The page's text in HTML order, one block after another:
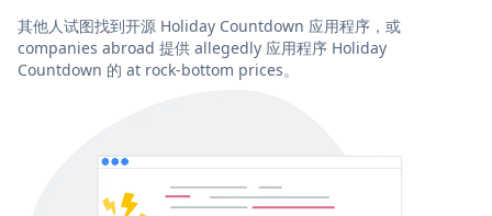
其他人试图找到开源 Holiday Countdown 应用程序，或
companies abroad 提供 allegedly 应用程序 Holiday
Countdown 的 at rock-bottom prices。